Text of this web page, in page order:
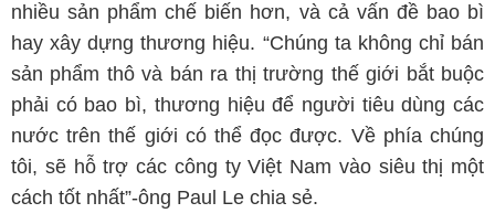
nhiều sản phẩm chế biến hơn, và cả vấn đề bao bì
hay xây dựng thương hiệu. “Chúng ta không chỉ bán
sản phẩm thô và bán ra thị trường thế giới bắt buộc
phải có bao bì, thương hiệu để người tiêu dùng các
nước trên thế giới có thể đọc được. Về phía chúng
tôi, sẽ hỗ trợ các công ty Việt Nam vào siêu thị một
cách tốt nhất”-ông Paul Le chia sẻ.